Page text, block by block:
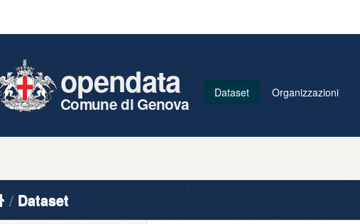
opendata
Comune di Genova
Dataset Organizzazioni
Dataset